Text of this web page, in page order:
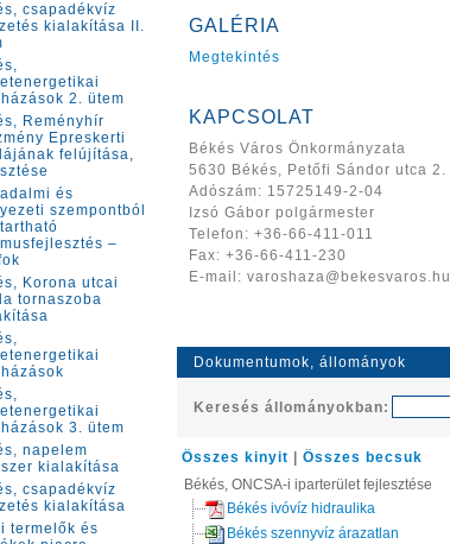
csapadékvíz
kialakítása II.
2. ütem
Reményhír
Epreskerti
felújítása,
és
szempontból
–
Korona utcai
tornaszoba
3. ütem
napelem
kialakítása
csapadékvíz
kialakítása
termelők és
GALÉRIA
Megtekintés
KAPCSOLAT
Békés Város Önkormányzata
5630 Békés, Petőfi Sándor utca 2.
Adószám: 15725149-2-04
Izsó Gábor polgármester
Telefon: +36-66-411-011
Fax: +36-66-411-230
E-mail: varoshaza@bekesvaros.hu
Dokumentumok, állományok
Keresés állományokban:
Összes kinyit |Összes becsuk
Békés, ONCSA-i iparterület fejlesztése
Békés ivóvíz hidraulika
Békés szennyvíz árazatlan